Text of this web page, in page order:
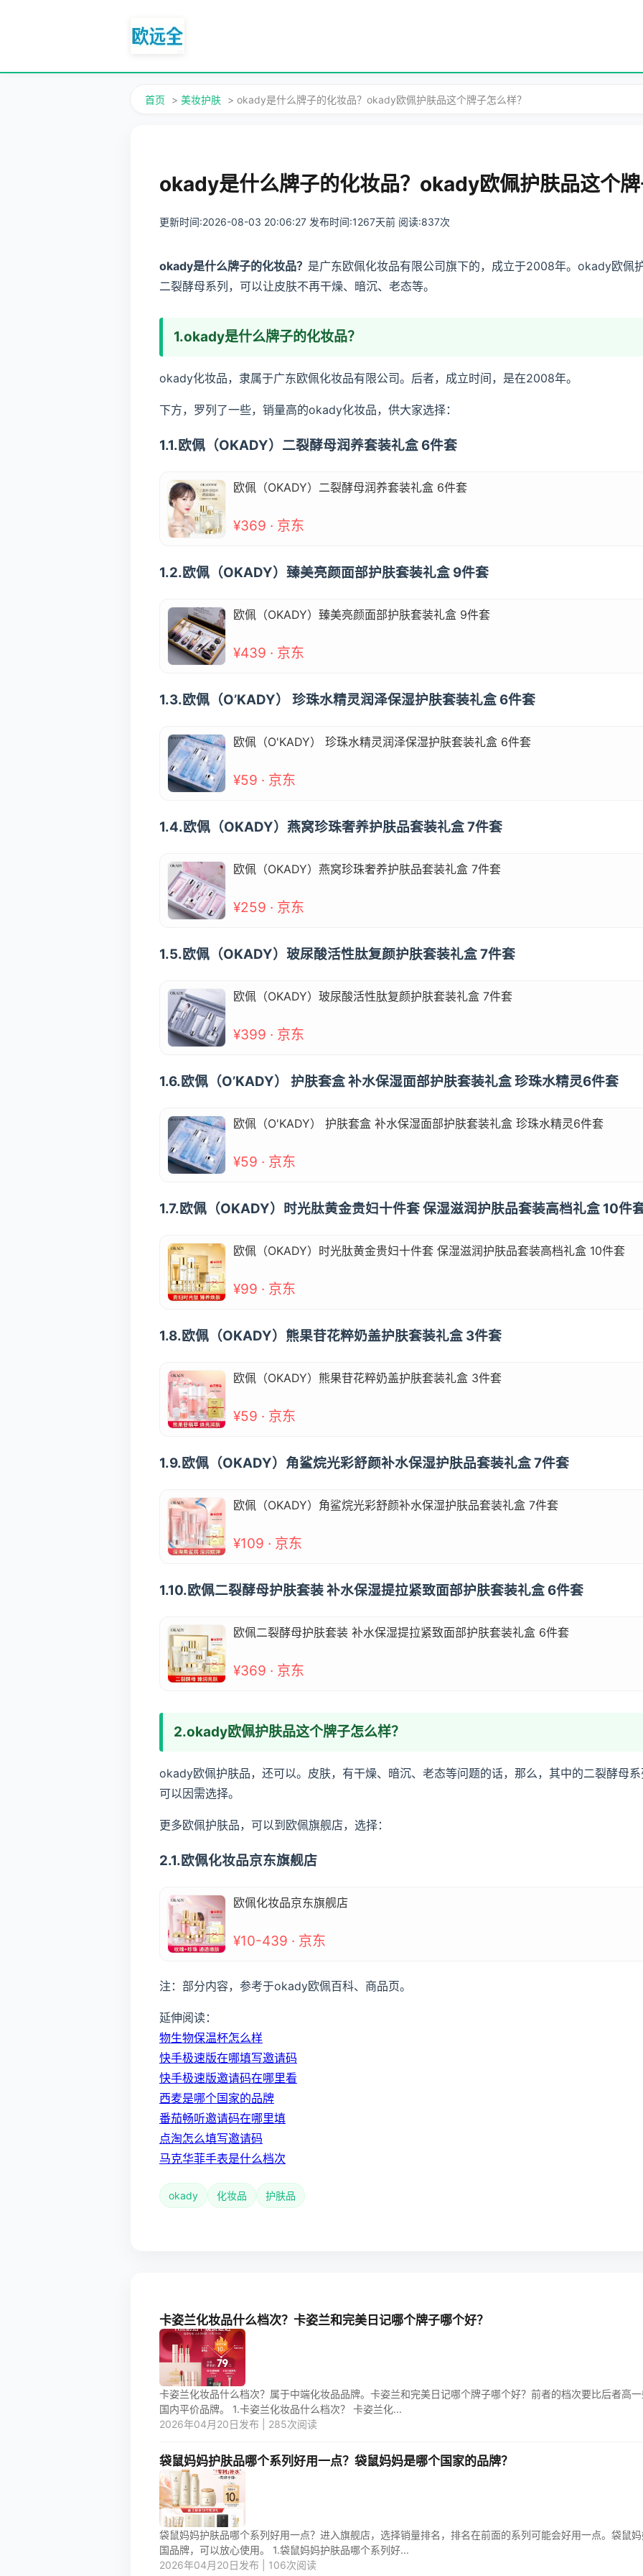
首页 > 美妆护肤 > okady是什么牌子的化妆品？okady欧佩护肤品这个牌子怎么样？
okady是什么牌子的化妆品？okady欧佩护肤品这个
更新时间:2026-08-03 20:06:27 发布时间:1267天前 阅读:837次
okady是什么牌子的化妆品？ 是广东欧佩化妆品有限公司旗下的，成立于2008年。okady欧佩
二裂酵母系列，可以让皮肤不再干燥、暗沉、老态等。
1.okady是什么牌子的化妆品？
okady化妆品，隶属于广东欧佩化妆品有限公司。后者，成立时间，是在2008年。
下方，罗列了一些，销量高的okady化妆品，供大家选择：
1.1.欧佩（OKADY）二裂酵母润养套装礼盒 6件套
欧佩（OKADY）二裂酵母润养套装礼盒 6件套
¥369 · 京东
1.2.欧佩（OKADY）臻美亮颜面部护肤套装礼盒 9件套
欧佩（OKADY）臻美亮颜面部护肤套装礼盒 9件套
¥439 · 京东
1.3.欧佩（O’KADY） 珍珠水精灵润泽保湿护肤套装礼盒 6件套
欧佩（O'KADY） 珍珠水精灵润泽保湿护肤套装礼盒 6件套
¥59 · 京东
1.4.欧佩（OKADY）燕窝珍珠奢养护肤品套装礼盒 7件套
欧佩（OKADY）燕窝珍珠奢养护肤品套装礼盒 7件套
¥259 · 京东
1.5.欧佩（OKADY）玻尿酸活性肽复颜护肤套装礼盒 7件套
欧佩（OKADY）玻尿酸活性肽复颜护肤套装礼盒 7件套
¥399 · 京东
1.6.欧佩（O’KADY） 护肤套盒 补水保湿面部护肤套装礼盒 珍珠水精灵6件套
欧佩（O'KADY） 护肤套盒 补水保湿面部护肤套装礼盒 珍珠水精灵6件套
¥59 · 京东
1.7.欧佩（OKADY）时光肽黄金贵妇十件套 保湿滋润护肤品套装高档礼盒 10件
欧佩（OKADY）时光肽黄金贵妇十件套 保湿滋润护肤品套装高档礼盒 10件套
¥99 · 京东
1.8.欧佩（OKADY）熊果苷花粹奶盖护肤套装礼盒 3件套
欧佩（OKADY）熊果苷花粹奶盖护肤套装礼盒 3件套
¥59 · 京东
1.9.欧佩（OKADY）角鲨烷光彩舒颜补水保湿护肤品套装礼盒 7件套
欧佩（OKADY）角鲨烷光彩舒颜补水保湿护肤品套装礼盒 7件套
¥109 · 京东
1.10.欧佩二裂酵母护肤套装 补水保湿提拉紧致面部护肤套装礼盒 6件套
欧佩二裂酵母护肤套装 补水保湿提拉紧致面部护肤套装礼盒 6件套
¥369 · 京东
2.okady欧佩护肤品这个牌子怎么样？
okady欧佩护肤品，还可以。皮肤，有干燥、暗沉、老态等问题的话，那么，其中的二裂酵母
可以因需选择。
更多欧佩护肤品，可以到欧佩旗舰店，选择：
2.1.欧佩化妆品京东旗舰店
欧佩化妆品京东旗舰店
¥10-439 · 京东
注：部分内容，参考于okady欧佩百科、商品页。
延伸阅读：
物生物保温杯怎么样
快手极速版在哪填写邀请码
快手极速版邀请码在哪里看
西麦是哪个国家的品牌
番茄畅听邀请码在哪里填
点淘怎么填写邀请码
马克华菲手表是什么档次
okady 化妆品 护肤品
卡姿兰化妆品什么档次？卡姿兰和完美日记哪个牌子哪个好？
卡姿兰化妆品什么档次？属于中端化妆品品牌。卡姿兰和完美日记哪个牌子哪个好？前者的档次要比后者高
国内平价品牌。 1.卡姿兰化妆品什么档次？ 卡姿兰化...
2026年04月20日发布 | 285次阅读
袋鼠妈妈护肤品哪个系列好用一点？袋鼠妈妈是哪个国家的品牌？
袋鼠妈妈护肤品哪个系列好用一点？进入旗舰店，选择销量排名，排名在前面的系列可能会好用一点。袋鼠
国品牌，可以放心使用。 1.袋鼠妈妈护肤品哪个系列好...
2026年04月20日发布 | 106次阅读